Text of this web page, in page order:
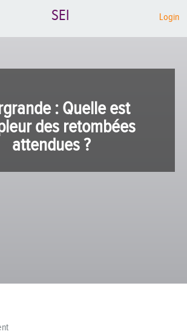
SEI Login
: Quelle est
des retombées
attendues ?